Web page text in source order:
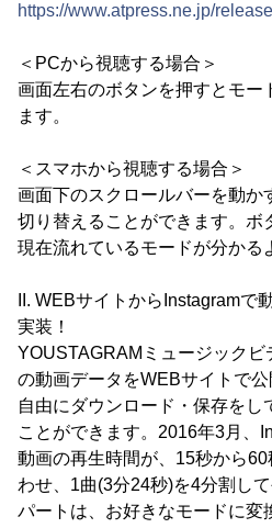
https://www.atpress.ne.jp/
＜PCから視聴する場合＞
画面左右のボタンを押すとモー
ます。
＜スマホから視聴する場合＞
画面下のスクロールバーを動か
切り替えることができます。ボ
現在流れているモードが分かる
II. WEBサイトからInstagramで
実装！
YOUSTAGRAMミュージックビ
の動画データをWEBサイトで
自由にダウンロード・保存をし
ことができます。2016年3月、
動画の再生時間が、15秒から
わせ、1曲(3分24秒)を4分割し
パートは、お好きなモードに変